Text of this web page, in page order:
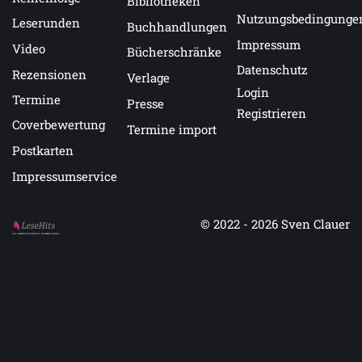
Leserunden
Video
Rezensionen
Termine
Coverbewertung
Postkarten
Impressumservice
Buchhandlungen
Bücherschränke
Verlage
Presse
Termine import
Impressum
Datenschutz
Login
Registrieren
Auf LeseHits.de findest Du die besten Bücher.
© 2022 - 2026 Sven Clauer